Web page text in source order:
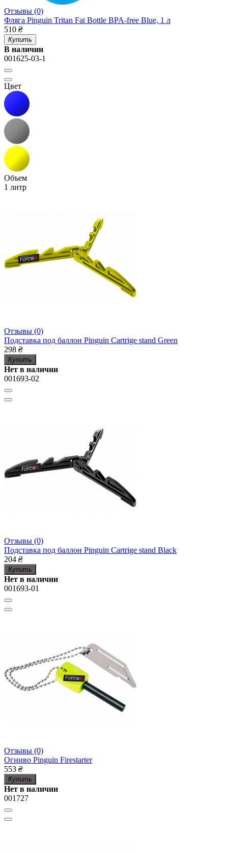
Отзывы (0)
Фляга Pinguin Tritan Fat Bottle BPA-free Blue, 1 л
510 ₴
Купить
В наличии
001625-03-1
Цвет
Объем
1 литр
Отзывы (0)
Подставка под баллон Pinguin Cartrige stand Green
298 ₴
Купить
Нет в наличии
001693-02
Отзывы (0)
Подставка под баллон Pinguin Cartrige stand Black
204 ₴
Купить
Нет в наличии
001693-01
Отзывы (0)
Огниво Pinguin Firestarter
553 ₴
Купить
Нет в наличии
001727